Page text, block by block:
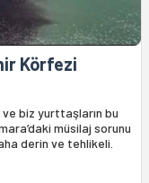
Körfezi
ve biz yurttaşların bu
müsilaj sorunu
derin ve tehlikeli.